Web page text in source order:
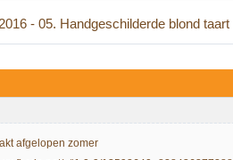
- 05. Handgeschilderde blond taart
afgelopen zomer